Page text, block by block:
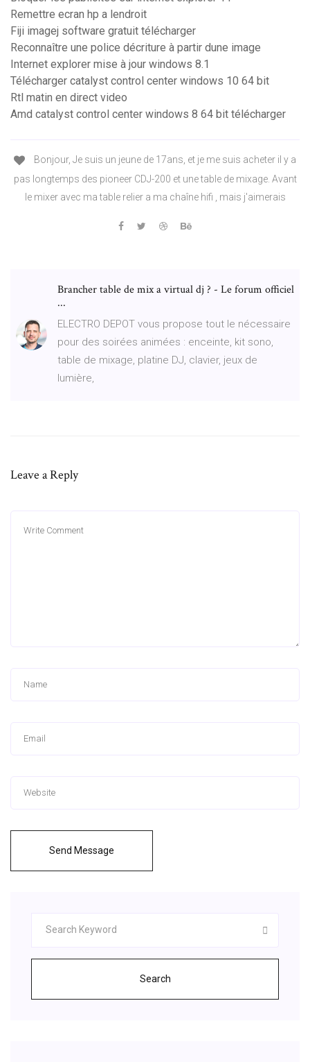
Remettre ecran hp a lendroit
Fiji imagej software gratuit télécharger
Reconnaître une police décriture à partir dune image
Internet explorer mise à jour windows 8.1
Télécharger catalyst control center windows 10 64 bit
Rtl matin en direct video
Amd catalyst control center windows 8 64 bit télécharger
Bonjour, Je suis un jeune de 17ans, et je me suis acheter il y a
pas longtemps des pioneer CDJ-200 et une table de mixage. Avant
le mixer avec ma table relier a ma chaîne hifi , mais j'aimerais
Brancher table de mix a virtual dj ? - Le forum officiel
...
ELECTRO DEPOT vous propose tout le nécessaire
pour des soirées animées : enceinte, kit sono,
table de mixage, platine DJ, clavier, jeux de
lumière,
Leave a Reply
Send Message
Search